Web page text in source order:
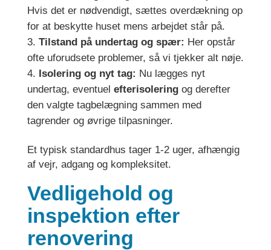
Hvis det er nødvendigt, sættes overdækning op
for at beskytte huset mens arbejdet står på.
Tilstand på undertag og spær: Her opstår
ofte uforudsete problemer, så vi tjekker alt nøje.
Isolering og nyt tag: Nu lægges nyt
undertag, eventuel efterisoleringog derefter
den valgte tagbelægning sammen med
tagrender og øvrige tilpasninger.
Et typisk standardhus tager 1-2 uger, afhængig
af vejr, adgang og kompleksitet.
Vedligehold og
inspektion efter
renovering